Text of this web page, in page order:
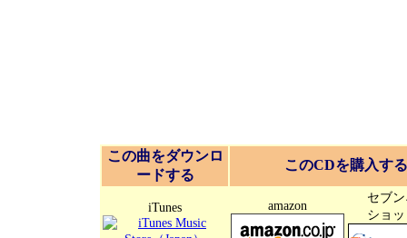
この曲をダウンロ
ードする
このCDを購入する
iTunes amazon
セブ
ショ